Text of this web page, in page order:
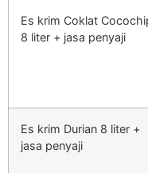
Es krim Coklat
8 liter + jasa penyaji
Es krim Durian 8 liter +
jasa penyaji